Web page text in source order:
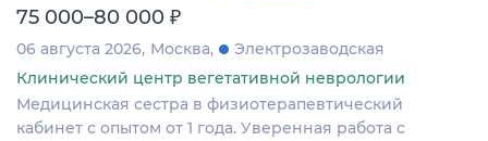
75 000–80 000 ₽
06 августа 2026 Москва
Электрозаводская
Клинический центр вегетативной неврологии
Медицинская сестра в физиотерапевтический
кабинет с опытом от 1 года. Уверенная работа с